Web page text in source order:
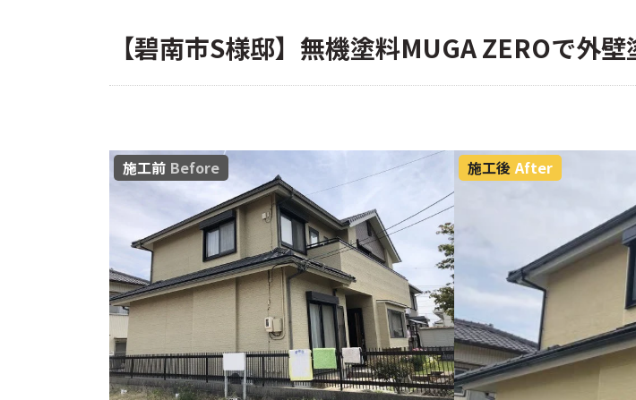
【碧南市S様邸】無機塗料MUGA ZEROで外
施工前 Before 施工後 After